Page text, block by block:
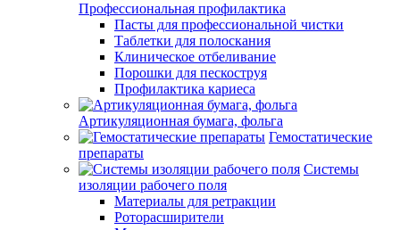
Профессиональная профилактика
Пасты для профессиональной чистки
Таблетки для полоскания
Клиническое отбеливание
Порошки для пескоструя
Профилактика кариеса
Артикуляционная бумага, фольга
Гемостатические
препараты
Системы
изоляции рабочего поля
Материалы для ретракции
Роторасширители